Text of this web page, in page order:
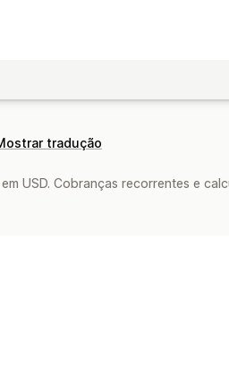
tradução
USD. Cobranças recorrentes e